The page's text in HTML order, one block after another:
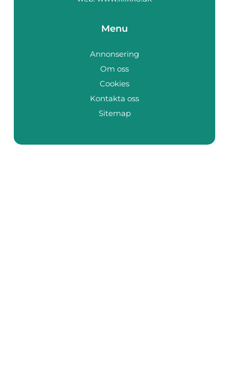
Menu
Annonsering
Om oss
Cookies
Kontakta oss
Sitemap